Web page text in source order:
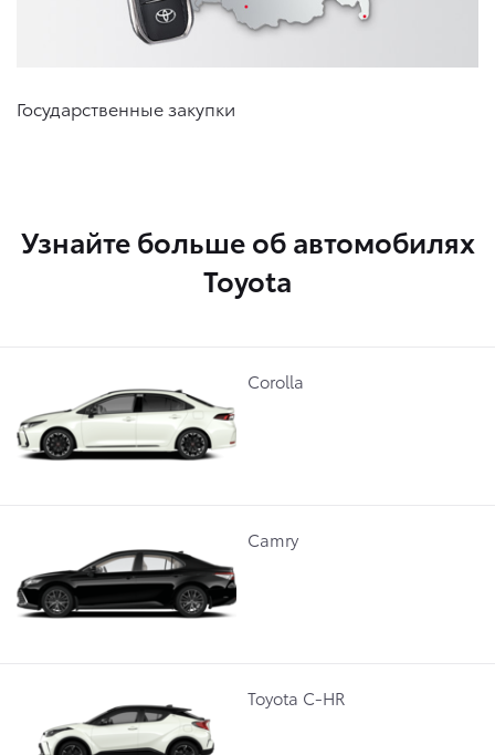
Государственные закупки
Узнайте больше об автомобилях
Toyota
Corolla
Camry
Toyota C-HR